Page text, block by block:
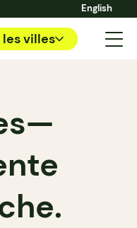
English
villes